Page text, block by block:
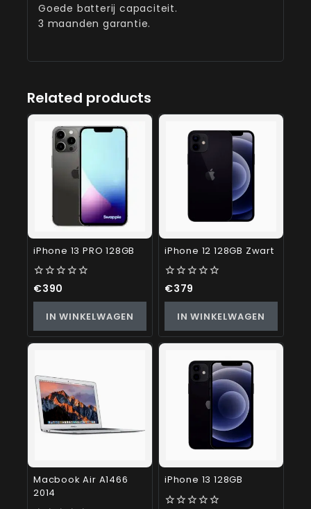
Goede batterij capaciteit.
3 maanden garantie.
Related products
iPhone 13 PRO 128GB
0
€390
IN WINKELWAGEN
iPhone 12 128GB Zwart
0
€379
IN WINKELWAGEN
Macbook Air A1466
2014
iPhone 13 128GB